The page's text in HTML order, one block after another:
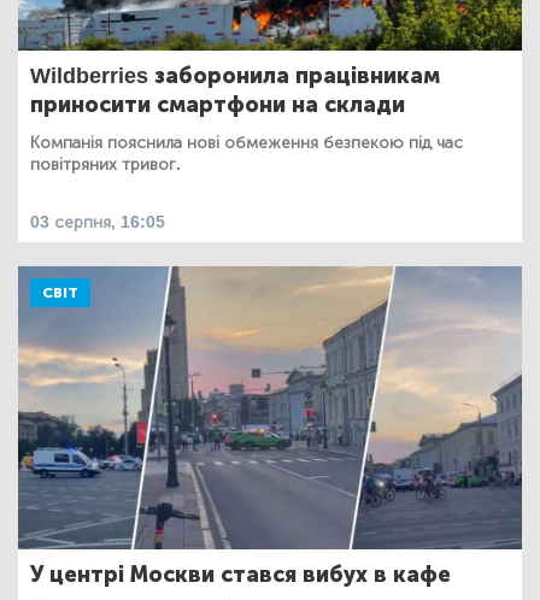
Wildberries заборонила працівникам
приносити смартфони на склади
Компанія пояснила нові обмеження безпекою під час
повітряних тривог.
03 серпня, 16:05
СВІТ
У центрі Москви стався вибух в кафе